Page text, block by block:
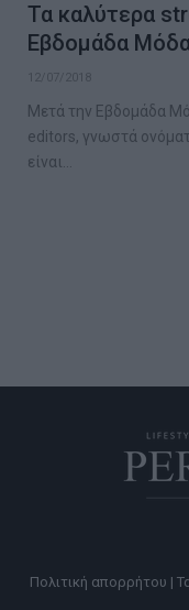
Τα καλύτερα
Εβδομάδα
12/07/2018
Μετά την Εβδομάδα
editors, γνωστά
είναι…
Πολιτική απορρήτου |